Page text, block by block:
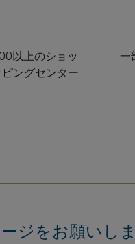
以上のショッ
ングセンター
一
ジをお願いし